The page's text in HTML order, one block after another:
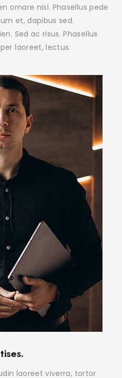
ornare nisl. Phasellus pede
et, dapibus sed.
Sed ac risus. Phasellus
laoreet, lectus.
laoreet viverra, tortor